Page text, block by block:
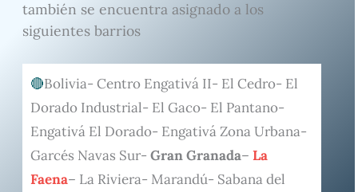
también se encuentra asignado a los
siguientes barrios
Bolivia- Centro Engativá II- El Cedro- El
Dorado Industrial- El Gaco- El Pantano-
Engativá El Dorado- Engativá Zona Urbana-
Garcés Navas Sur- Gran Granada– La
Faena– La Riviera- Marandú- Sabana del